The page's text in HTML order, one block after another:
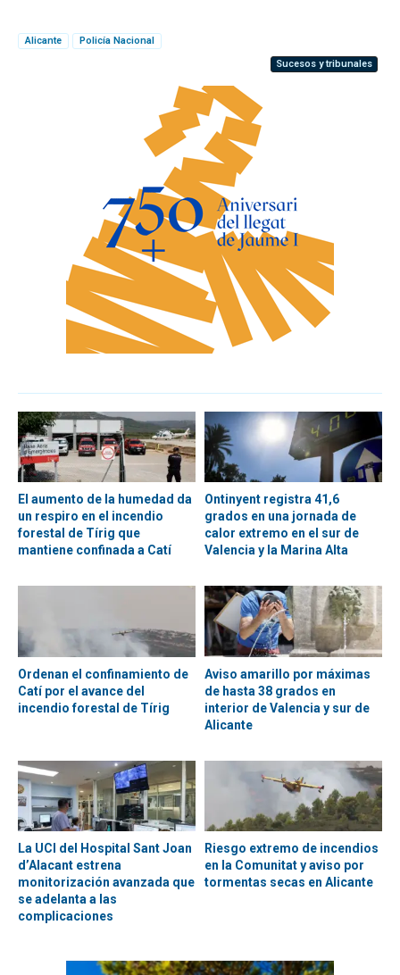
Alicante
Policía Nacional
Sucesos y tribunales
El aumento de la humedad da
un respiro en el incendio
forestal de Tírig que
mantiene confinada a Catí
Ontinyent registra 41,6
grados en una jornada de
calor extremo en el sur de
Valencia y la Marina Alta
Ordenan el confinamiento de
Catí por el avance del
incendio forestal de Tírig
Aviso amarillo por máximas
de hasta 38 grados en
interior de Valencia y sur de
Alicante
La UCI del Hospital Sant Joan
d’Alacant estrena
monitorización avanzada que
se adelanta a las
complicaciones
Riesgo extremo de incendios
en la Comunitat y aviso por
tormentas secas en Alicante